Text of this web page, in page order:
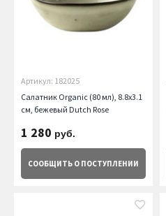
Артикул: 182025
Салатник Organic (80 мл), 8.8х3.1
см, бежевый Dutch Rose
1 280 руб.
СООБЩИТЬ О ПОСТУПЛЕНИИ